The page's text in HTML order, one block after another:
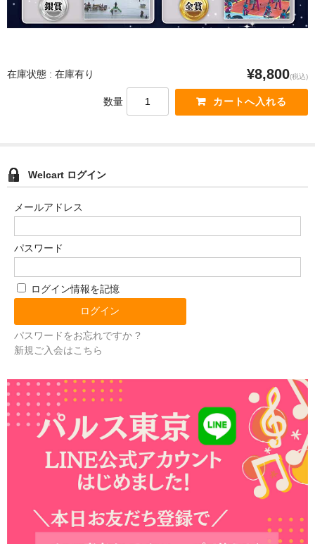
在庫状態 : 在庫有り ¥8,800(税込)
数量
Welcart ログイン
メールアドレス
パスワード
ログイン情報を記憶
パスワードをお忘れですか ?
新規ご入会はこちら